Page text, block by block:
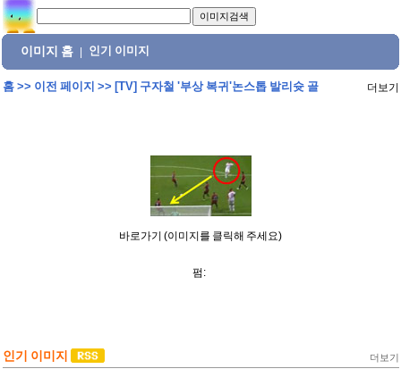
이미지 홈 인기 이미지
홈>> 이전 페이지 >> [TV] 구자철 '부상 복귀'논스톱 발리슛 골 더보기
바로가기 (이미지를 클릭해 주세요)
펌:
인기 이미지 더보기